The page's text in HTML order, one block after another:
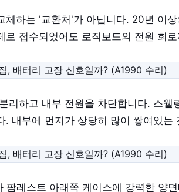
체하는 '교환처'가 아닙니다. 20년 이
로 접수되었어도 로직보드의 전원 회
리하고 내부 전원을 차단합니다. 스
. 내부에 먼지가 상당히 많이 쌓여있는
레스트 아래쪽 케이스에 강력한 양